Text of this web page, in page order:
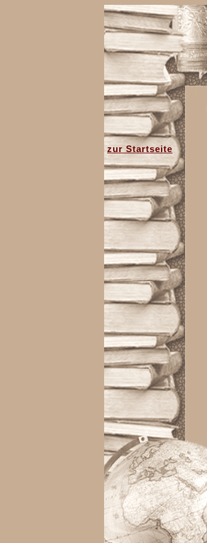
zur Startseite